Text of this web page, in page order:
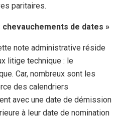
paritaires.
de dates »
note administrative réside
litige technique : le
Car, nombreux sont les
des calendriers
avec une date de démission
à leur date de nomination